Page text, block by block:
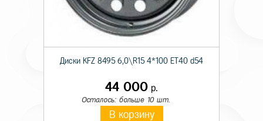
Диски KFZ 8495 6,0\R15 4*100 ET40 d54
44 000 р.
Осталось: больше 10 шт.
В корзину